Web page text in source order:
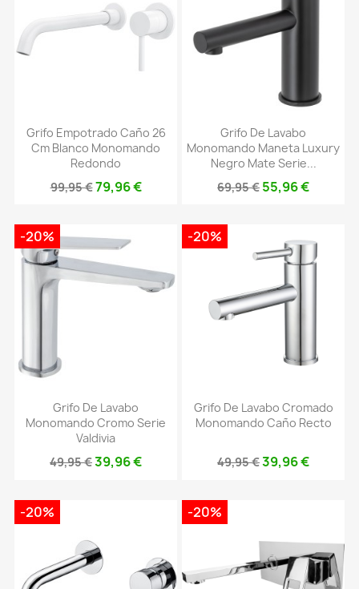
Grifo Empotrado Caño 26
Cm Blanco Monomando
Redondo
99,95 €79,96 €
Grifo De Lavabo
Monomando Maneta Luxury
Negro Mate Serie...
69,95 € 55,96 €
Grifo De Lavabo
Monomando Cromo Serie
Valdivia
49,95 €39,96 €
-20%
Grifo De Lavabo Cromado
Monomando Caño Recto
49,95 €39,96 €
-20%
-20% -20%